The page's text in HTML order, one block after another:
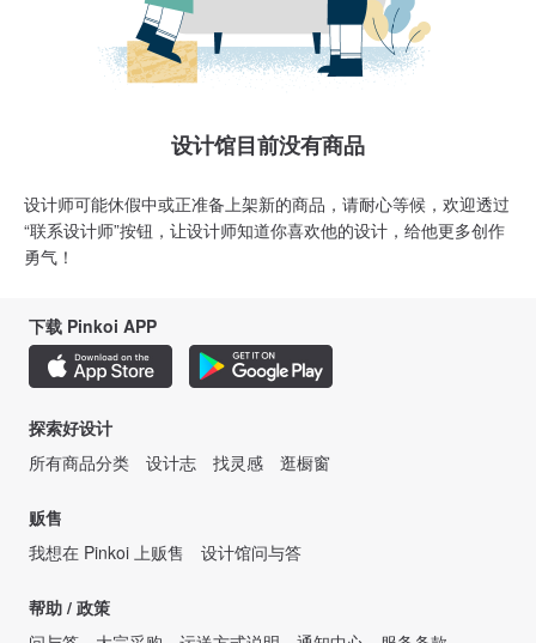
设计馆目前没有商品
设计师可能休假中或正准备上架新的商品，请耐心等候，欢迎透过
“联系设计师”按钮，让设计师知道你喜欢他的设计，给他更多创作
勇气！
下载 Pinkoi APP
探索好设计
所有商品分类
设计志 找灵感 逛橱窗
贩售
我想在 Pinkoi 上贩售
设计馆问与答
帮助 / 政策